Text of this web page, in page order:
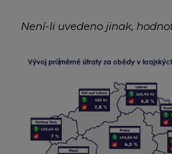
Není-li uvedeno jinak,